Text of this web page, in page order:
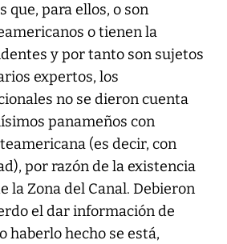
que, para ellos, o son
o tienen la
y por tanto son sujetos
expertos, los
no se dieron cuenta
panameños con
(es decir, con
por razón de la existencia
la Zona del Canal. Debieron
el dar información de
haberlo hecho se está,